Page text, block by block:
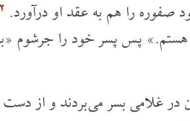
صفوره را هم به عقد او درآورد.
پس پسر خود را جرشوم
در غلامی بسر می بردند و از